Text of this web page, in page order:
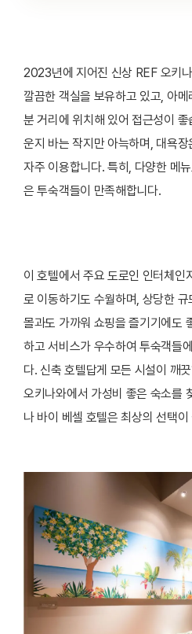
2023년에 지어진 신상 REF 오키
깔끔한 객실을 보유하고 있고, 아
분 거리에 위치해 있어 접근성이
운지 바는 작지만 아늑하며, 대욕장
자주 이용합니다. 특히, 다양한 메
은 투숙객들이 만족해합니다.
이 호텔에서 주요 도로인 인터체인
로 이동하기도 수월하며, 상당한
몰과도 가까워 쇼핑을 즐기기에도
하고 서비스가 우수하여 투숙객들
다. 신축 호텔답게 모든 시설이 깨
오키나와에서 가성비 좋은 숙소를
나 바이 베셀 호텔은 최상의 선택